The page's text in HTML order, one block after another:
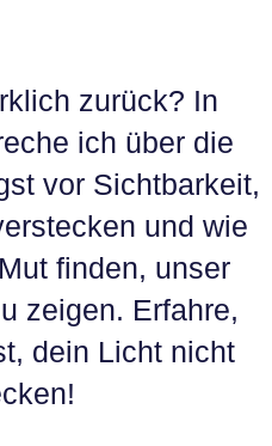
zurück? In
ich über die
vor Sichtbarkeit,
und wie
finden, unser
zeigen. Erfahre,
dein Licht nicht